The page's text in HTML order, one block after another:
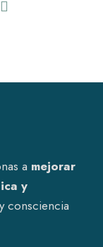
a mejorar
y
consciencia